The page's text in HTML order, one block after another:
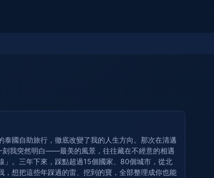
國自助旅行，徹底改變了我的人生方向。那次在清邁
刻我突然明白——最美的風景，往往藏在不經意的相遇
」。三年下來，踩點超過15個國家、80個城市，從北
想把這些年踩過的雷、挖到的寶，全部整理成你也能